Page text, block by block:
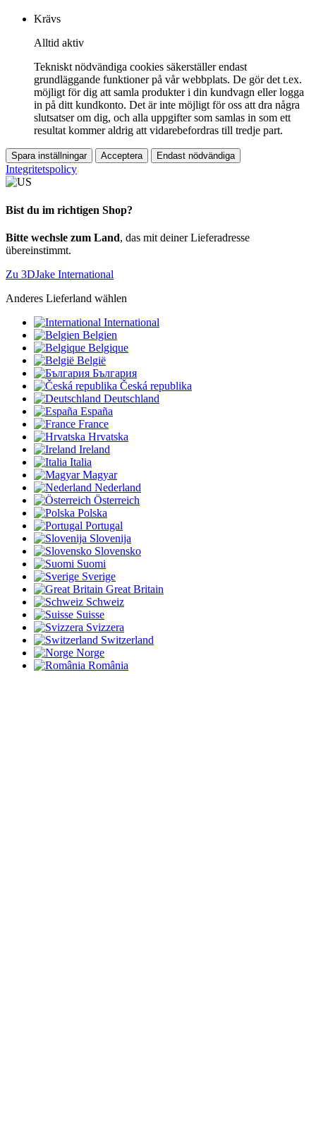
Krävs
Alltid aktiv
Tekniskt nödvändiga cookies säkerställer endast
grundläggande funktioner på vår webbplats. De gör det t.ex.
möjligt för dig att samla produkter i din kundvagn eller logga
in på ditt kundkonto. Det är inte möjligt för oss att dra några
slutsatser om dig, och alla uppgifter som samlas in som ett
resultat kommer aldrig att vidarebefordras till tredje part.
Spara inställningar Acceptera Endast nödvändiga
Integritetspolicy
Bist du im richtigen Shop?
Bitte wechsle zum Land, das mit deiner Lieferadresse
übereinstimmt.
Zu 3DJake International
Anderes Lieferland wählen
International
Belgien
Belgique
België
България
Česká republika
Deutschland
España
France
Hrvatska
Ireland
Italia
Magyar
Nederland
Österreich
Polska
Portugal
Slovenija
Slovensko
Suomi
Sverige
Great Britain
Schweiz
Suisse
Svizzera
Switzerland
Norge
România